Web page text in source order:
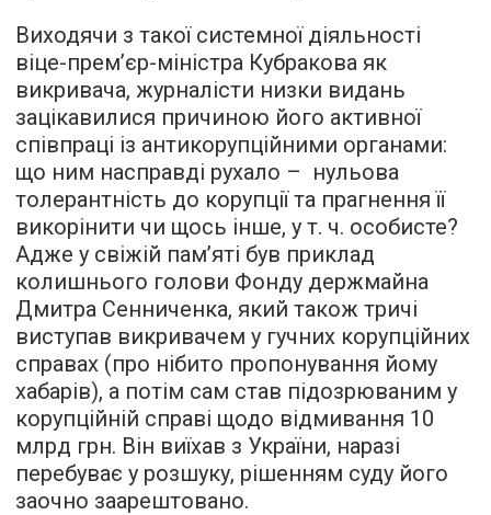
Виходячи з такої системної діяльності
віце-прем’єр-міністра Кубракова як
викривача, журналісти низки видань
зацікавилися причиною його активної
співпраці із антикорупційними органами:
що ним насправді рухало – нульова
толерантність до корупції та прагнення її
викорінити чи щось інше, у т. ч. особисте?
Адже у свіжій пам’яті був приклад
колишнього голови Фонду держмайна
Дмитра Сенниченка, який також тричі
виступав викривачем у гучних корупційних
справах (про нібито пропонування йому
хабарів), а потім сам став підозрюваним у
корупційній справі щодо відмивання 10
млрд грн. Він виїхав з України, наразі
перебуває у розшуку, рішенням суду його
заочно заарештовано.